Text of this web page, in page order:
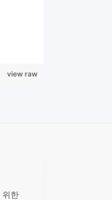
view raw
위한